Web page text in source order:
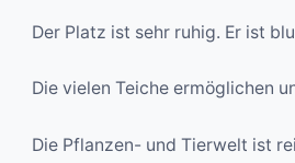
Der Platz ist sehr ruhig. Er ist
Die vielen Teiche ermöglichen
Die Pflanzen- und Tierwelt ist